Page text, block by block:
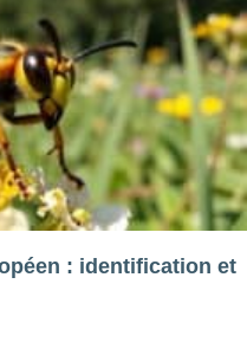
: identification et